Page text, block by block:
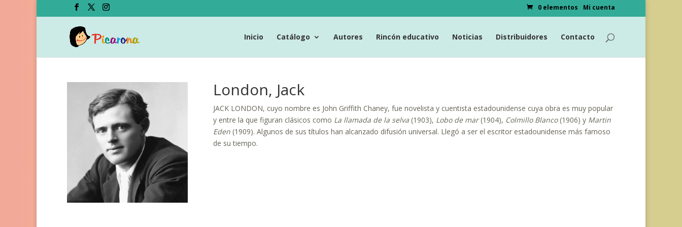
Mi cuenta
0 elementos
Inicio Catálogo Autores Rincón educativo Noticias Distribuidores Contacto
London, Jack
JACK LONDON, cuyo nombre es John Griffith Chaney, fue novelista y cuentista estadounidense cuya obra es muy popular
y entre la que figuran clásicos como La llamada de la selva(1903), Lobo de mar(1904), Colmillo Blanco(1906) y Martin
Eden(1909). Algunos de sus títulos han alcanzado difusión universal. Llegó a ser el escritor estadounidense más famoso
de su tiempo.